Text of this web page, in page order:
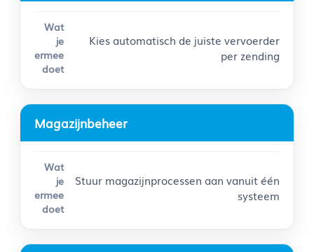
Kies automatisch de juiste vervoerder
per zending
Magazijnbeheer
Stuur magazijnprocessen aan vanuit één
systeem